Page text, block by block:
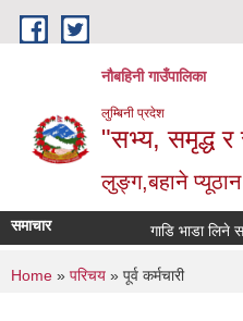
Skip to main content
नौबहिनी गाउँपालिका
लुम्बिनी प्रदेश
"सभ्य, समृद्ध र
लुङ्ग,बहाने प्यूठान
समाचार गाडि भाडा लिने
You are here
Home » परिचय » पूर्व कर्मचारी